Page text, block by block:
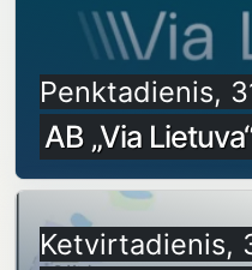
Penktadienis,
AB „Via
Ketvirtadienis,